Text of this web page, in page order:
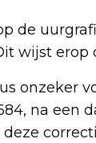
de
wijst
onzeker
na een